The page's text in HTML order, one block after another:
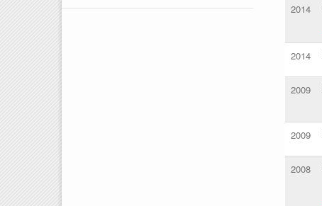
2014
2014
2009
2009
2008